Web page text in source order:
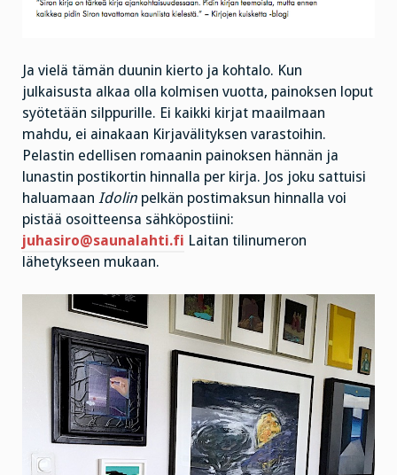
Ja vielä tämän duunin kierto ja kohtalo. Kun
julkaisusta alkaa olla kolmisen vuotta, painoksen loput
syötetään silppurille. Ei kaikki kirjat maailmaan
mahdu, ei ainakaan Kirjavälityksen varastoihin.
Pelastin edellisen romaanin painoksen hännän ja
lunastin postikortin hinnalla per kirja. Jos joku sattuisi
haluamaan Idolin pelkän postimaksun hinnalla voi
pistää osoitteensa sähköpostiini:
juhasiro@saunalahti.fi Laitan tilinumeron
lähetykseen mukaan.